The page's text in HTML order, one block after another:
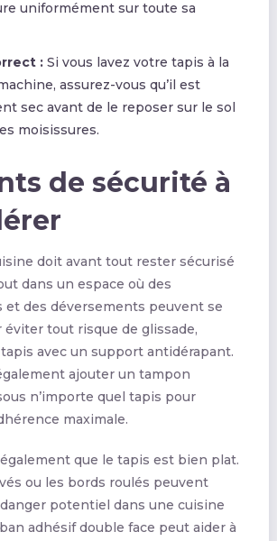
uniformément sur toute sa
:Si vous lavez votre tapis à la
assurez-vous qu’il est
sec avant de le reposer sur le sol
moisissures.
de sécurité à
doit avant tout rester sécurisé
dans un espace où des
et des déversements peuvent se
éviter tout risque de glissade,
avec un support antidérapant.
ajouter un tampon
n’importe quel tapis pour
maximale.
que le tapis est bien plat.
ou les bords roulés peuvent
potentiel dans une cuisine
adhésif double face peut aider à